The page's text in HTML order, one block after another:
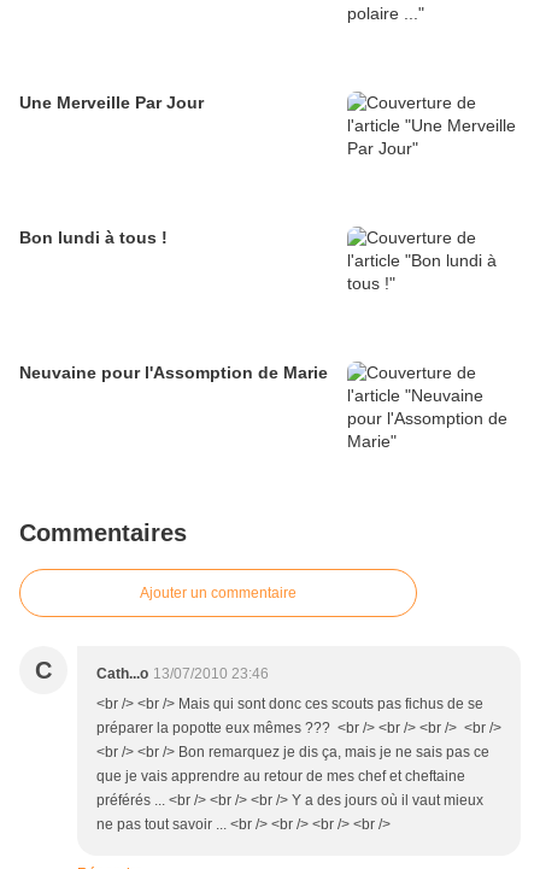
Une Merveille Par Jour
Bon lundi à tous !
Neuvaine pour l'Assomption de Marie
Commentaires
Ajouter un commentaire
C Cath...o 13/07/2010 23:46
<br /> <br /> Mais qui sont donc ces scouts pas fichus de se
préparer la popotte eux mêmes ??? <br /> <br /> <br /> <br />
<br /> <br /> Bon remarquez je dis ça, mais je ne sais pas ce
que je vais apprendre au retour de mes chef et cheftaine
préférés ... <br /> <br /> <br /> Y a des jours où il vaut mieux
ne pas tout savoir ... <br /> <br /> <br /> <br />